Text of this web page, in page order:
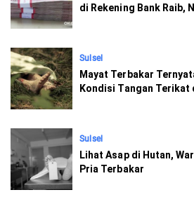
di Rekening Bank Raib,
Sulsel
Mayat Terbakar
Kondisi Tangan Terikat
Sulsel
Lihat Asap di Hutan,
Pria Terbakar